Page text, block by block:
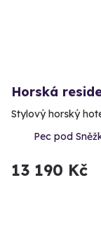
Horská
Stylový horský
Pec pod
13 190 Kč